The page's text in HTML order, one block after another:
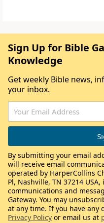
Sign Up for Bible
Knowledge
Get weekly Bible news,
your inbox.
By submitting your email
will receive email
operated by HarperCollins
Pl, Nashville, TN 37214
communications and
Gateway. You may
at any time. If you have any
Privacy Policy or email us at